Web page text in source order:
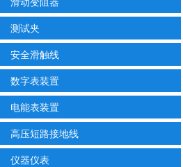
测试夹
安全滑触线
数字表装置
电能表装置
高压短路接地线
仪器仪表